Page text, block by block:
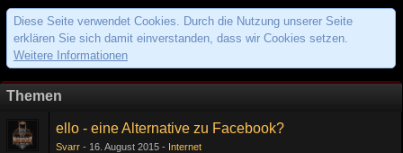
Diese Seite verwendet Cookies. Durch die Nutzung unserer Seite
erklären Sie sich damit einverstanden, dass wir Cookies setzen.
Weitere Informationen
Themen
ello - eine Alternative zu Facebook?
Svarr 16. August 2015 Internet